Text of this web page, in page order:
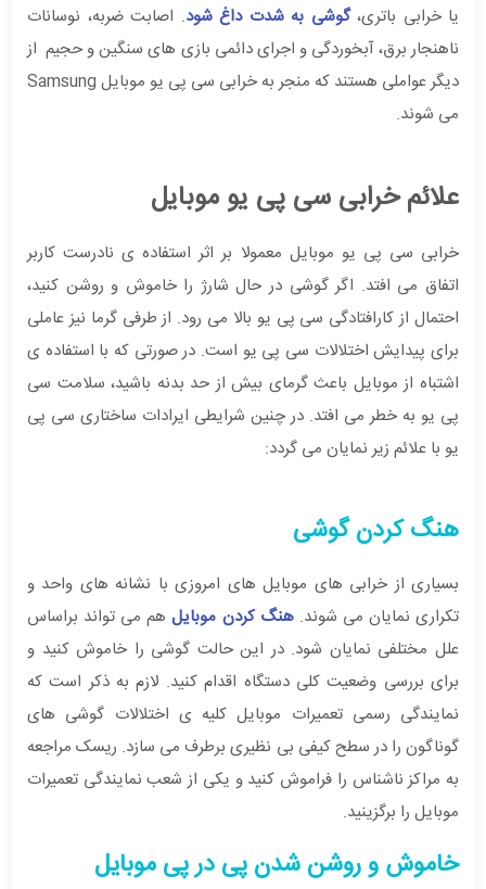
یا خرابی باتری، گوشی به شدت داغ شود. اصابت ضربه، نوسانات
ناهنجار برق، آبخوردگی و اجرای دائمی بازی های سنگین و حجیم از
دیگر عواملی هستند که منجر به خرابی سی پی یو موبایل Samsung
می شوند.
علائم خرابی سی پی یو موبایل
خرابی سی پی یو موبایل معمولا بر اثر استفاده ی نادرست کاربر
اتفاق می افتد. اگر گوشی در حال شارژ را خاموش و روشن کنید،
احتمال از کارافتادگی سی پی یو بالا می رود. از طرفی گرما نیز عاملی
برای پیدایش اختلالات سی پی یو است. در صورتی که با استفاده ی
اشتباه از موبایل باعث گرمای بیش از حد بدنه باشید، سلامت سی
پی یو به خطر می افتد. در چنین شرایطی ایرادات ساختاری سی پی
یو با علائم زیر نمایان می گردد:
هنگ کردن گوشی
بسیاری از خرابی های موبایل های امروزی با نشانه های واحد و
تکراری نمایان می شوند.هنگ کردن موبایلهم می تواند براساس
علل مختلفی نمایان شود. در این حالت گوشی را خاموش کنید و
برای بررسی وضعیت کلی دستگاه اقدام کنید. لازم به ذکر است که
نمایندگی رسمی تعمیرات موبایل کلیه ی اختلالات گوشی های
گوناگون را در سطح کیفی بی نظیری برطرف می سازد. ریسک مراجعه
به مراکز ناشناس را فراموش کنید و یکی از شعب نمایندگی تعمیرات
موبایل را برگزینید.
خاموش و روشن شدن پی در پی موبایل